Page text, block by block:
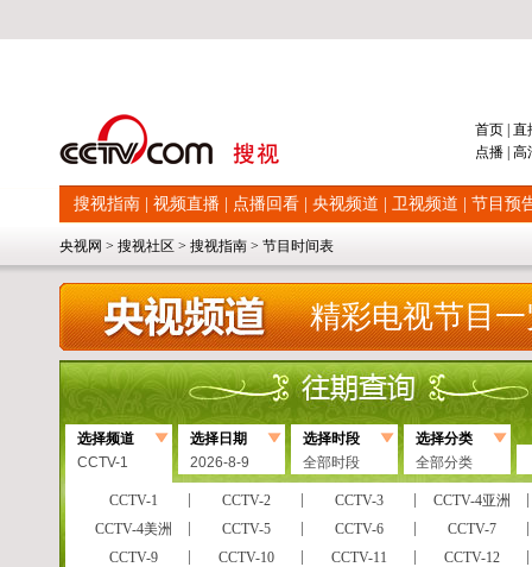
首页 直
点播 高
搜视指南 视频直播 点播回看 央视频道 卫视频道 节目预
央视网 > 搜视社区 > 搜视指南 > 节目时间表
精彩电视节目
选择频道
CCTV-1
选择日期
2026-8-9
选择时段
全部时段
选择分类
全部分类
CCTV-1 CCTV-2 CCTV-3
CCTV-4亚洲
CCTV-4美洲
CCTV-5 CCTV-6
CCTV-7
CCTV-9
CCTV-10 CCTV-11
CCTV-12